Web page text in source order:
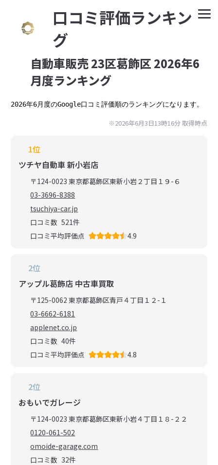
⼝コミ評価ランキン
グ
自動車販売 23区葛飾区 2026年6
月度ランキング
2026年6月度のGoogle口コミ評価順のランキングになります。
※2026年6月3日13時16分 取得時点
1位
ツチヤ自動車 新小岩店
〒124-0023 東京都葛飾区東新小岩２丁目１９-６
03-3696-8388
tsuchiya-car.jp
口コミ数 521件
口コミ平均評価点
4.9
2位
アップル葛飾店 中古車買取
〒125-0062 東京都葛飾区青戸４丁目１２-１
03-6662-6181
applenet.co.jp
口コミ数 40件
口コミ平均評価点
4.8
2位
おもいでガレージ
〒124-0023 東京都葛飾区東新小岩４丁目１８-２２
0120-061-502
omoide-garage.com
口コミ数 32件